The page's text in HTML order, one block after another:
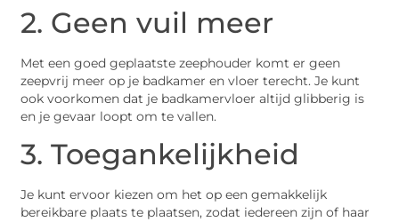
2. Geen vuil meer
Met een goed geplaatste zeephouder komt er geen
zeepvrij meer op je badkamer en vloer terecht. Je kunt
ook voorkomen dat je badkamervloer altijd glibberig is
en je gevaar loopt om te vallen.
3. Toegankelijkheid
Je kunt ervoor kiezen om het op een gemakkelijk
bereikbare plaats te plaatsen, zodat iedereen zijn of haar